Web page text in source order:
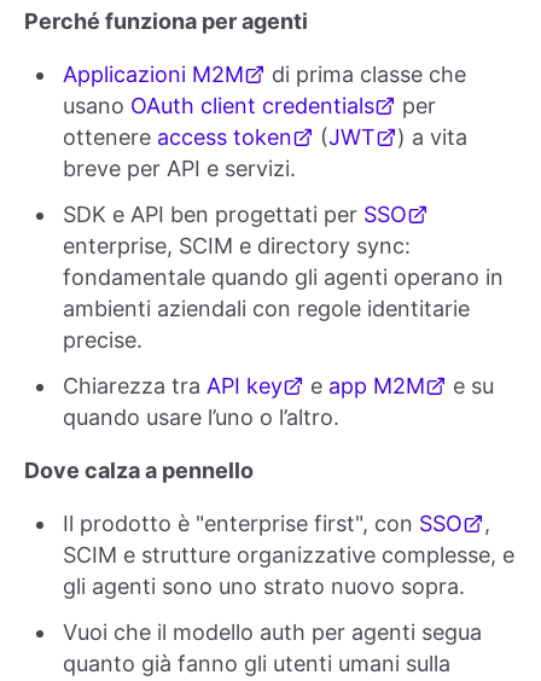
Perché funziona per agenti
Applicazioni M2M
di prima classe che
usano OAuth client credentials
per
ottenere access token (JWT
) a vita
breve per API e servizi.
SDK e API ben progettati per SSO
enterprise, SCIM e directory sync:
fondamentale quando gli agenti operano in
ambienti aziendali con regole identitarie
precise.
Chiarezza tra API key e app M2M
e su
quando usare l’uno o l’altro.
Dove calza a pennello
Il prodotto è "enterprise first", con SSO
,
SCIM e strutture organizzative complesse, e
gli agenti sono uno strato nuovo sopra.
Vuoi che il modello auth per agenti segua
quanto già fanno gli utenti umani sulla